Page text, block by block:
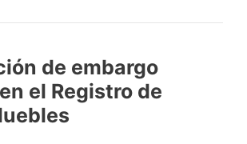
de embargo
el Registro de